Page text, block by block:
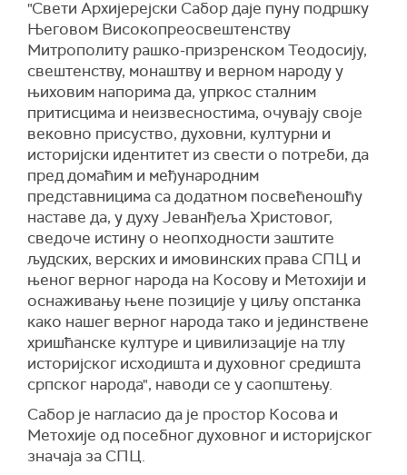
"Свети Архијерејски Сабор даје пуну подршку
Његовом Високопреосвештенству
Митрополиту рашко-призренском Теодосију,
свештенству, монаштву и верном народу у
њиховим напорима да, упркос сталним
притисцима и неизвесностима, очувају своје
вековно присуство, духовни, културни и
историјски идентитет из свести о потреби, да
пред домаћим и међународним
представницима са додатном посвећеношћу
наставе да, у духу Јеванђеља Христовог,
сведоче истину о неопходности заштите
људских, верских и имовинских права СПЦ и
њеног верног народа на Косову и Метохији и
оснаживању њене позиције у циљу опстанка
како нашег верног народа тако и јединствене
хришћанске културе и цивилизације на тлу
историјског исходишта и духовног средишта
српског народа", наводи се у саопштењу.
Сабор је нагласио да је простор Косова и
Метохије од посебног духовног и историјског
значаја за СПЦ.